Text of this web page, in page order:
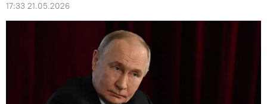
17:33 21.05.2026